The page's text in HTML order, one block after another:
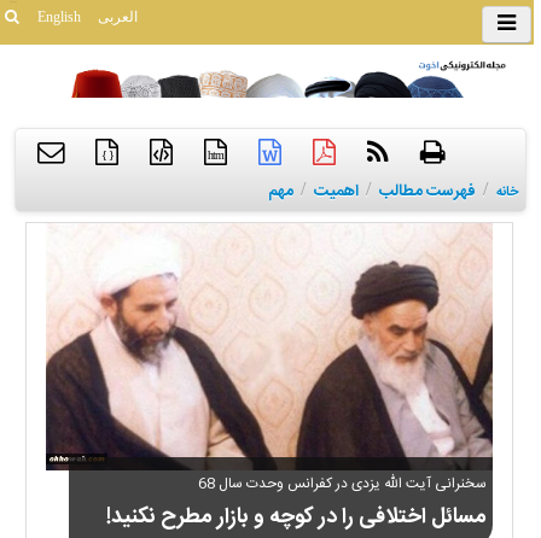
English العربی
htm
{ }
خانه / فهرست مطالب / اهمیت / مهم
سخنرانی آیت الله یزدی در کفرانس وحدت سال 68
مسائل اختلافی را در کوچه و بازار مطرح نکنید!